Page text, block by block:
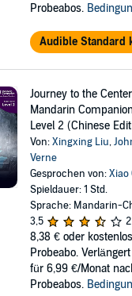
Probeabos.
Audible Standard
Journey to the
Mandarin
Level 2 (Chinese
Von:Xingxing Liu,
Verne
Gesprochen von:Xiao
Spieldauer: 1 Std.
Sprache: Mandarin-
3,5
8,38 € oder
Probeabo.
für 6,99 €/Monat
Probeabos.